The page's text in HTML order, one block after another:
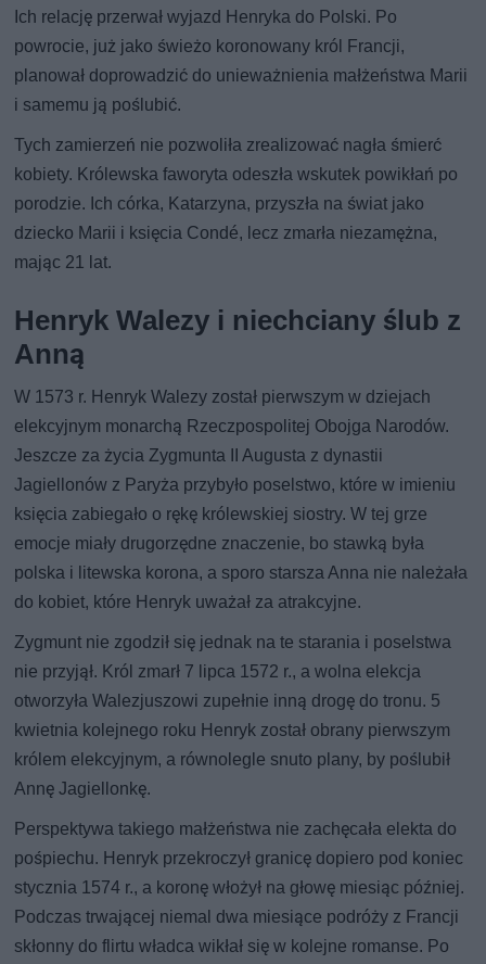
Ich relację przerwał wyjazd Henryka do Polski. Po
powrocie, już jako świeżo koronowany król Francji,
planował doprowadzić do unieważnienia małżeństwa Marii
i samemu ją poślubić.
Tych zamierzeń nie pozwoliła zrealizować nagła śmierć
kobiety. Królewska faworyta odeszła wskutek powikłań po
porodzie. Ich córka, Katarzyna, przyszła na świat jako
dziecko Marii i księcia Condé, lecz zmarła niezamężna,
mając 21 lat.
Henryk Walezy i niechciany ślub z
Anną
W 1573 r. Henryk Walezy został pierwszym w dziejach
elekcyjnym monarchą Rzeczpospolitej Obojga Narodów.
Jeszcze za życia Zygmunta II Augusta z dynastii
Jagiellonów z Paryża przybyło poselstwo, które w imieniu
księcia zabiegało o rękę królewskiej siostry. W tej grze
emocje miały drugorzędne znaczenie, bo stawką była
polska i litewska korona, a sporo starsza Anna nie należała
do kobiet, które Henryk uważał za atrakcyjne.
Zygmunt nie zgodził się jednak na te starania i poselstwa
nie przyjął. Król zmarł 7 lipca 1572 r., a wolna elekcja
otworzyła Walezjuszowi zupełnie inną drogę do tronu. 5
kwietnia kolejnego roku Henryk został obrany pierwszym
królem elekcyjnym, a równolegle snuto plany, by poślubił
Annę Jagiellonkę.
Perspektywa takiego małżeństwa nie zachęcała elekta do
pośpiechu. Henryk przekroczył granicę dopiero pod koniec
stycznia 1574 r., a koronę włożył na głowę miesiąc później.
Podczas trwającej niemal dwa miesiące podróży z Francji
skłonny do flirtu władca wikłał się w kolejne romanse. Po